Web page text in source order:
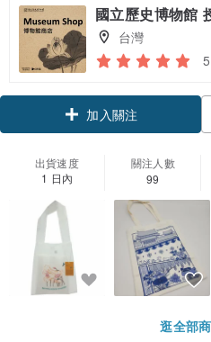
國立歷史博物館
台灣
5
加入關注
出貨速度
1 日內
關注人數
99
逛全部